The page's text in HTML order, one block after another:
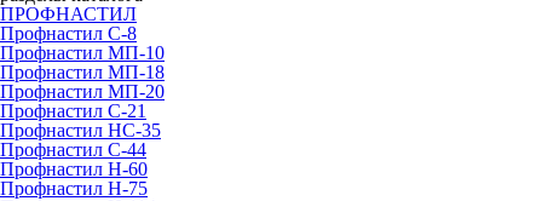
ПРОФНАСТИЛ
Профнастил С-8
Профнастил МП-10
Профнастил МП-18
Профнастил МП-20
Профнастил С-21
Профнастил НС-35
Профнастил С-44
Профнастил Н-60
Профнастил Н-75